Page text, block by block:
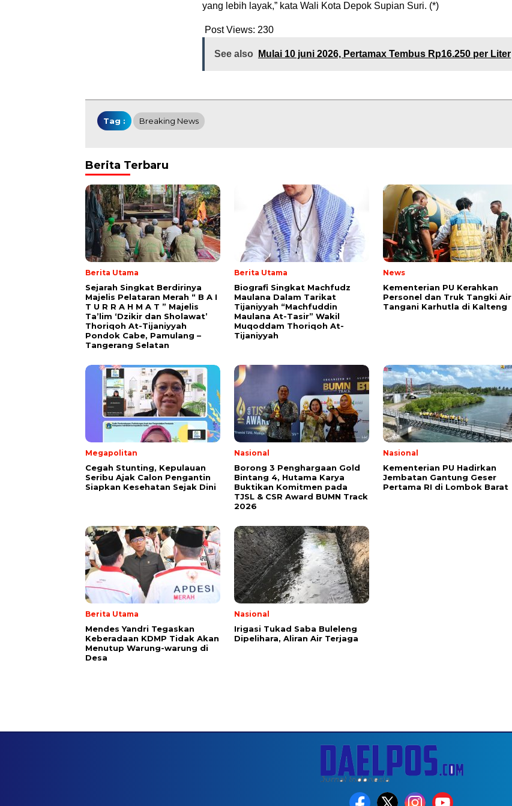
yang lebih layak,” kata Wali Kota Depok Supian Suri. (*)
Post Views: 230
See also Mulai 10 juni 2026, Pertamax Tembus Rp16.250 per Liter
Tag : Breaking News
Berita Terbaru
Berita Utama
Sejarah Singkat Berdirinya
Majelis Pelataran Merah “ B A I
T U R R A H M A T ” Majelis
Ta’lim ‘Dzikir dan Sholawat’
Thoriqoh At-Tijaniyyah
Pondok Cabe, Pamulang –
Tangerang Selatan
Berita Utama
Biografi Singkat Machfudz
Maulana Dalam Tarikat
Tijaniyyah “Machfuddin
Maulana At-Tasir” Wakil
Muqoddam Thoriqoh At-
Tijaniyyah
News
Kementerian PU Kerahkan
Personel dan Truk Tangki Air
Tangani Karhutla di Kalteng
Megapolitan
Cegah Stunting, Kepulauan
Seribu Ajak Calon Pengantin
Siapkan Kesehatan Sejak Dini
Nasional
Borong 3 Penghargaan Gold
Bintang 4, Hutama Karya
Buktikan Komitmen pada
TJSL & CSR Award BUMN Track
2026
Nasional
Kementerian PU Hadirkan
Jembatan Gantung Geser
Pertama RI di Lombok Barat
Berita Utama
Mendes Yandri Tegaskan
Keberadaan KDMP Tidak Akan
Menutup Warung-warung di
Desa
Nasional
Irigasi Tukad Saba Buleleng
Dipelihara, Aliran Air Terjaga